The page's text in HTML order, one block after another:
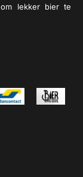
lekker bier te